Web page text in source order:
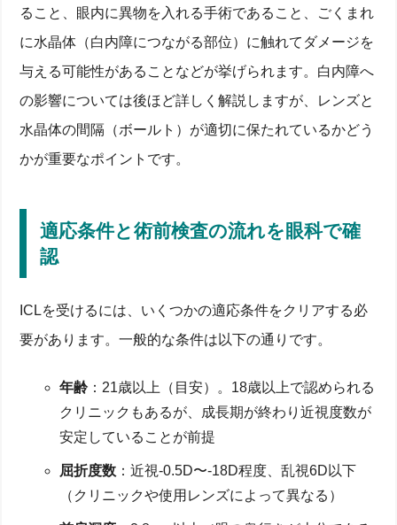
ること、眼内に異物を入れる手術であること、ごくまれ
に水晶体（白内障につながる部位）に触れてダメージを
与える可能性があることなどが挙げられます。白内障へ
の影響については後ほど詳しく解説しますが、レンズと
水晶体の間隔（ボールト）が適切に保たれているかどう
かが重要なポイントです。
適応条件と術前検査の流れを眼科で確
認
ICLを受けるには、いくつかの適応条件をクリアする必
要があります。一般的な条件は以下の通りです。
年齢 ：21歳以上（目安）。18歳以上で認められる
クリニックもあるが、成長期が終わり近視度数が
安定していることが前提
屈折度数 ：近視-0.5D〜-18D程度、乱視6D以下
（クリニックや使用レンズによって異なる）